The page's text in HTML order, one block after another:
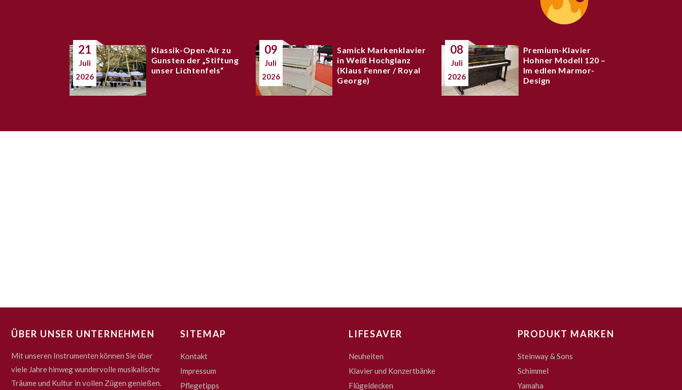
21
Juli
2026
Klassik-Open-Air zu
Gunsten der „Stiftung
unser Lichtenfels“
09
Juli
2026
Samick Markenklavier
in Weiß Hochglanz
(Klaus Fenner / Royal
George)
08
Juli
2026
Premium-Klavier
Hohner Modell 120 –
Im edlen Marmor-
Design
ÜBER UNSER UNTERNEHMEN
Mit unseren Instrumenten können Sie über
viele Jahre hinweg wundervolle musikalische
Träume und Kultur in vollen Zügen genießen.
SITEMAP
Kontakt
Impressum
Pflegetipps
LIFESAVER
Neuheiten
Klavier und Konzertbänke
Flügeldecken
PRODUKT MARKEN
Steinway & Sons
Schimmel
Yamaha